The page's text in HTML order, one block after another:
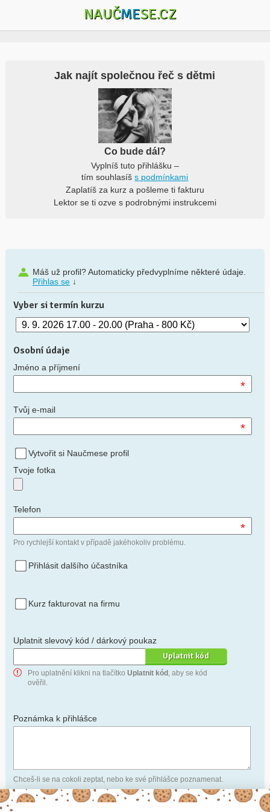
NAUČMESE.CZ
Jak najít společnou řeč s dětmi
Co bude dál?
Vyplníš tuto přihlášku –
tím souhlasíšs podmínkami
Zaplatíš za kurz a pošleme ti fakturu
Lektor se ti ozve s podrobnými instrukcemi
Máš už profil? Automaticky předvyplníme některé údaje.
Přihlas se↓
Vyber si termín kurzu
Osobní údaje
Jméno a příjmení
*
Tvůj e-mail
*
Vytvořit si Naučmese profil
Tvoje fotka
Telefon
*
Pro rychlejší kontakt v případě jakéhokoliv problému.
Přihlásit dalšího účastníka
Kurz fakturovat na firmu
Uplatnit slevový kód / dárkový poukaz
Pro uplatnění klikni na tlačítko Uplatnit kód , aby se kód
ověřil.
Poznámka k přihlášce
Chceš-li se na cokoli zeptat, nebo ke své přihlášce poznamenat.
Anonymní profil – odesláním přihlášky se automaticky